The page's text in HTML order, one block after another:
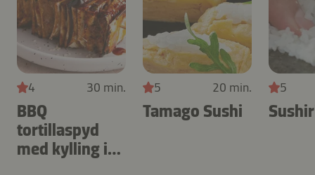
4 30 min.
BBQ
tortillaspyd
med kylling i
5 20 min.
Tamago Sushi
5